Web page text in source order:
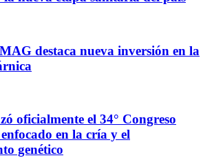
destaca nueva inversión en la
oficialmente el 34° Congreso
en la cría y el
genético